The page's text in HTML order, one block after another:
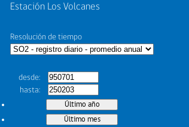
Estación Los Volcanes
Resolución de tiempo
desde
hasta